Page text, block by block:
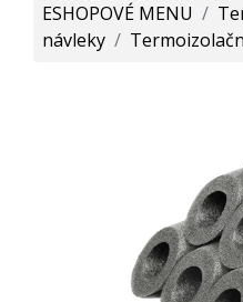
ESHOPOVÉ MENU /
návleky /